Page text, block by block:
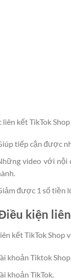
liên kết TikTok
tiếp cận được
video với nội
được 1 số tiền
kiện
kết TikTok Shop
khoản Tiktok Shop
khoản TikTok.